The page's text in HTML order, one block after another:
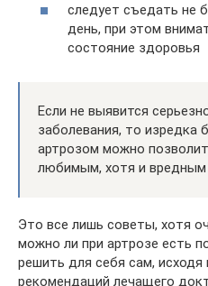
следует съедать не
день, при этом
состояние здоровья
Если не выявится
заболевания, то изредка
артрозом можно
любимым, хотя и
Это все лишь советы, хотя
можно ли при артрозе есть
решить для себя сам, исходя
рекомендаций лечащего